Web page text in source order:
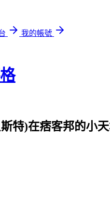
我的帳號
特)在痞客邦的小